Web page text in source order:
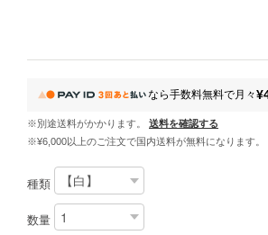
なら手数料無料で月々
※別途送料がかかります。
送料を確認する
※¥6,000以上のご注文で国内送料が無料になります。
種類
数量